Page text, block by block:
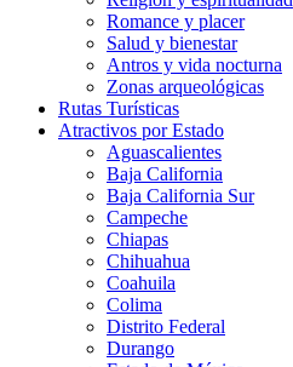
Romance y placer
Salud y bienestar
Antros y vida nocturna
Zonas arqueológicas
Rutas Turísticas
Atractivos por Estado
Aguascalientes
Baja California
Baja California Sur
Campeche
Chiapas
Chihuahua
Coahuila
Colima
Distrito Federal
Durango